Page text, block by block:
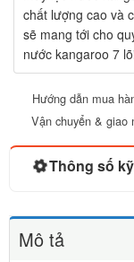
chất lượng cao và
sẽ mang tới cho
nước kangaroo 7
Hướng dẫn mua
Vận chuyển & giao
Mô tả
Thông số